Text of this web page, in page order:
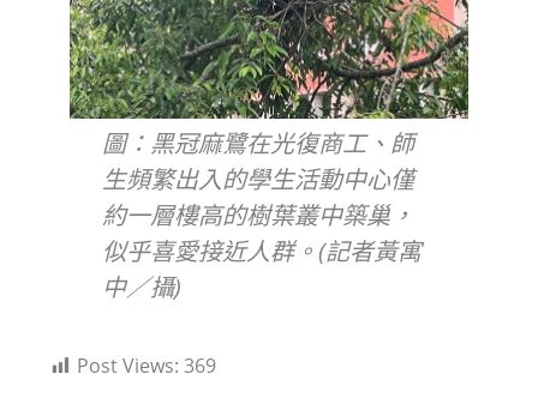
圖：黑冠麻鷺在光復商工、師
生頻繁出入的學生活動中心僅
約一層樓高的樹葉叢中築巢，
似乎喜愛接近人群。(記者黃寓
中／攝)
Post Views: 369